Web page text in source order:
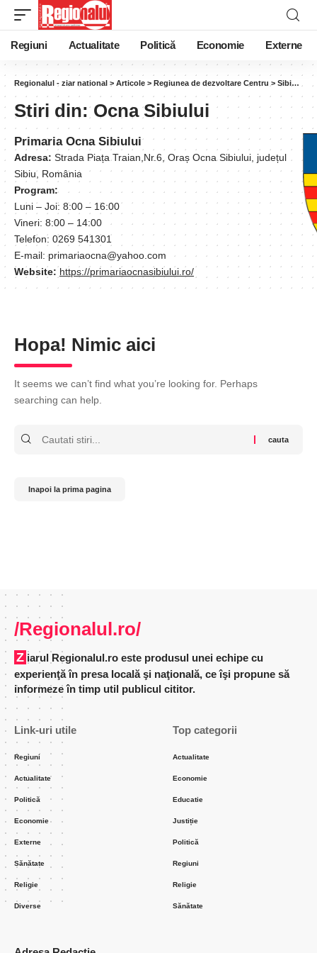
Regiuni Actualitate Politică Economie Externe
Regionalul - ziar national > Articole > Regiunea de dezvoltare Centru > Sibiu >
Stiri din:Ocna Sibiului
Primaria Ocna Sibiului
Adresa: Strada Piața Traian,Nr.6, Oraș Ocna Sibiului, județul
Sibiu, România
Program:
Luni – Joi: 8:00 – 16:00
Vineri: 8:00 – 14:00
Telefon: 0269 541301
E-mail: primariaocna@yahoo.com
Website: https://primariaocnasibiului.ro/
Hopa! Nimic aici
It seems we can’t find what you’re looking for. Perhaps
searching can help.
Inapoi la prima pagina
/Regionalul.ro/
Ziarul Regionalul.ro este produsul unei echipe cu
experienţă în presa locală şi naţională, ce îşi propune să
informeze în timp util publicul cititor.
Link-uri utile
Regiuni
Actualitate
Politică
Economie
Externe
Sănătate
Religie
Diverse
Top categorii
Actualitate
Economie
Educatie
Justiție
Politică
Regiuni
Religie
Sănătate